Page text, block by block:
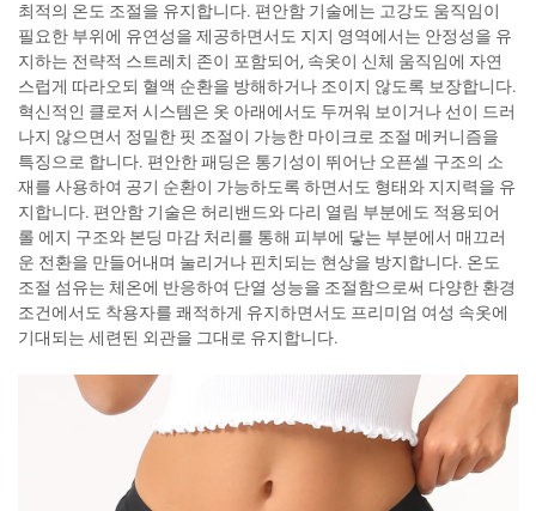
최적의 온도 조절을 유지합니다. 편안함 기술에는 고강도 움직임이
필요한 부위에 유연성을 제공하면서도 지지 영역에서는 안정성을 유
지하는 전략적 스트레치 존이 포함되어, 속옷이 신체 움직임에 자연
스럽게 따라오되 혈액 순환을 방해하거나 조이지 않도록 보장합니다.
혁신적인 클로저 시스템은 옷 아래에서도 두꺼워 보이거나 선이 드러
나지 않으면서 정밀한 핏 조절이 가능한 마이크로 조절 메커니즘을
특징으로 합니다. 편안한 패딩은 통기성이 뛰어난 오픈셀 구조의 소
재를 사용하여 공기 순환이 가능하도록 하면서도 형태와 지지력을 유
지합니다. 편안함 기술은 허리밴드와 다리 열림 부분에도 적용되어
롤 에지 구조와 본딩 마감 처리를 통해 피부에 닿는 부분에서 매끄러
운 전환을 만들어내며 눌리거나 핀치되는 현상을 방지합니다. 온도
조절 섬유는 체온에 반응하여 단열 성능을 조절함으로써 다양한 환경
조건에서도 착용자를 쾌적하게 유지하면서도 프리미엄 여성 속옷에
기대되는 세련된 외관을 그대로 유지합니다.